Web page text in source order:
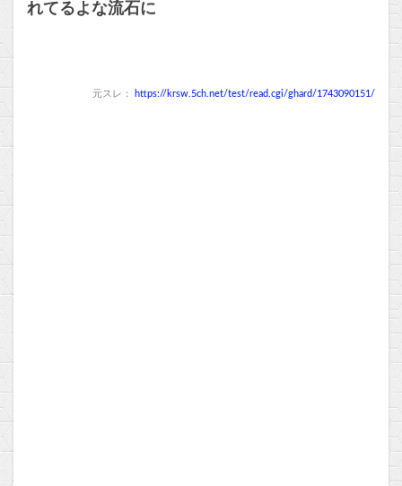
れてるよな流石に
元スレ： https://krsw.5ch.net/test/read.cgi/ghard/1743090151/